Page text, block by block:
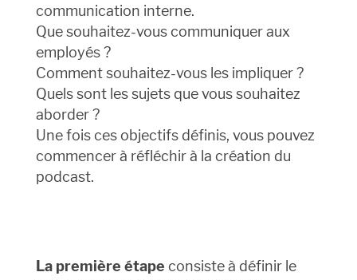
communication interne.
Que souhaitez-vous communiquer aux
employés ?
Comment souhaitez-vous les impliquer ?
Quels sont les sujets que vous souhaitez
aborder ?
Une fois ces objectifs définis, vous pouvez
commencer à réfléchir à la création du
podcast.
La première étape consiste à définir le